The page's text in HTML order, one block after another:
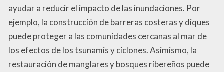
ayudar a reducir el impacto de las inundaciones. Por
ejemplo, la construcción de barreras costeras y diques
puede proteger a las comunidades cercanas al mar de
los efectos de los tsunamis y ciclones. Asimismo, la
restauración de manglares y bosques ribereños puede